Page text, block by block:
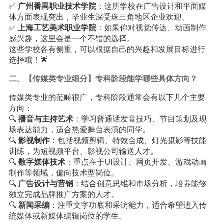
✅ 广州番禺职业技术学院：这所学校在广告设计和平面媒
体方面表现突出，毕业生深受珠三角地区企业欢迎。
✅
上海工艺美术职业学院：如果你对视觉传达、动画制作
感兴趣，这里会是一个不错的选择。
这些学校各有侧重，可以根据自己的兴趣和发展目标进行
选择哦！🌟
二、【传媒类专业细分】专科阶段能学哪些具体方向？
传媒类专业的范畴很广，专科阶段通常会有以下几个主要
方向：
🔍 播音与主持艺术： 学习普通话发音技巧、节目策划及现
场表达能力，适合热爱舞台表演的同学。
🔍 影视制作：包括视频剪辑、特效合成、灯光摄影等技能
训练，为短视频平台、影视公司输送人才。
🔍 数字媒体技术：重点在于UI设计、网页开发、游戏动画
制作等领域，偏向技术型岗位。
🔍 广告设计与营销：结合创意思维和市场分析，培养能够
独立完成品牌推广方案的人才。
🔍 新闻采编：注重文字功底和采访能力，适合希望进入传
统媒体或新媒体编辑岗位的学生。